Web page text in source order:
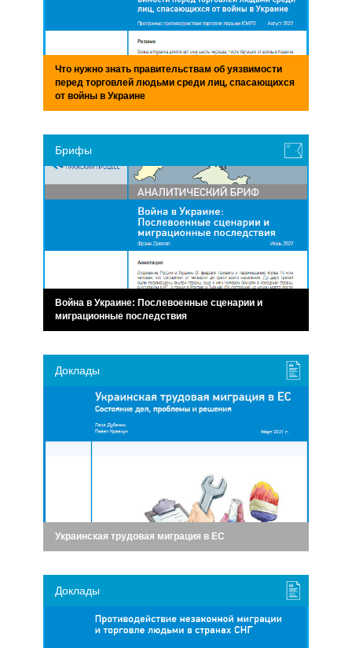
Что нужно знать правительствам об уязвимости
перед торговлей людьми среди лиц, спасающихся
от войны в Украине
Брифы
Война в Украине: Послевоенные сценарии и
миграционные последствия
Доклады
Украинская трудовая миграция в ЕС
Доклады